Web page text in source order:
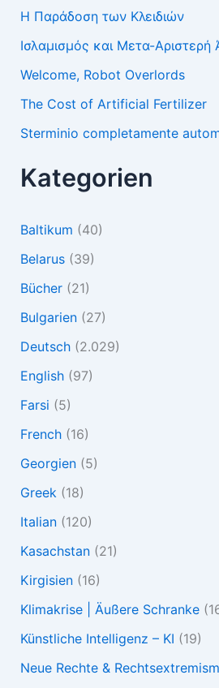
Η Παράδοση των Κλειδιών
Ισλαμισμός και Μετα-Αριστερή
Welcome, Robot Overlords
The Cost of Artificial Fertilizer
Sterminio completamente
Kategorien
Baltikum (40)
Belarus(39)
Bücher(21)
Bulgarien(27)
Deutsch(2.029)
English(97)
Farsi (5)
French(16)
Georgien(5)
Greek(18)
Italian(120)
Kasachstan(21)
Kirgisien(16)
Klimakrise | Äußere Schranke
Künstliche Intelligenz – KI (19)
Neue Rechte &